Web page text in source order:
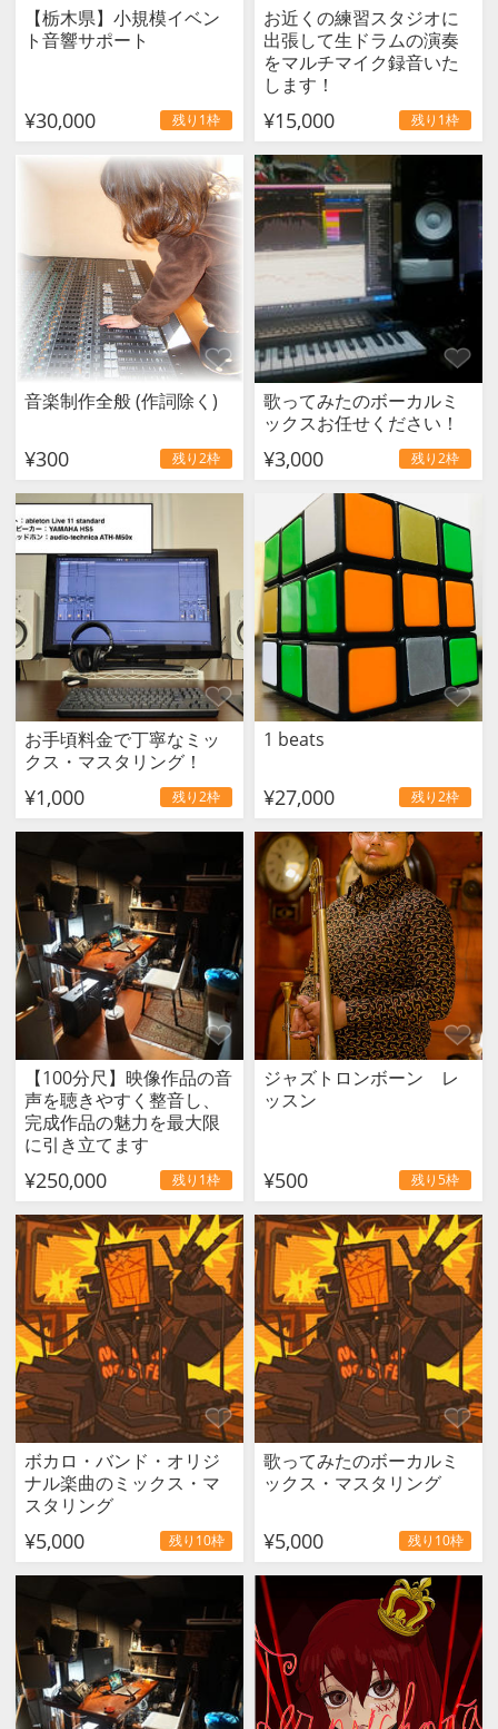
【栃木県】小規模イベン
ト音響サポート
¥30,000 残り1枠
お近くの練習スタジオに
出張して生ドラムの演奏
をマルチマイク録音いた
します！
¥15,000 残り1枠
音楽制作全般 (作詞除く)
¥300 残り2枠
歌ってみたのボーカルミ
ックスお任せください！
¥3,000 残り2枠
お手頃料金で丁寧なミッ
クス・マスタリング！
¥1,000 残り2枠
1 beats
¥27,000 残り2枠
【100分尺】映像作品の音
声を聴きやすく整音し、
完成作品の魅力を最大限
に引き立てます
¥250,000 残り1枠
ジャズトロンボーン レ
ッスン
¥500 残り5枠
ボカロ・バンド・オリジ
ナル楽曲のミックス・マ
スタリング
¥5,000 残り10枠
歌ってみたのボーカルミ
ックス・マスタリング
¥5,000 残り10枠